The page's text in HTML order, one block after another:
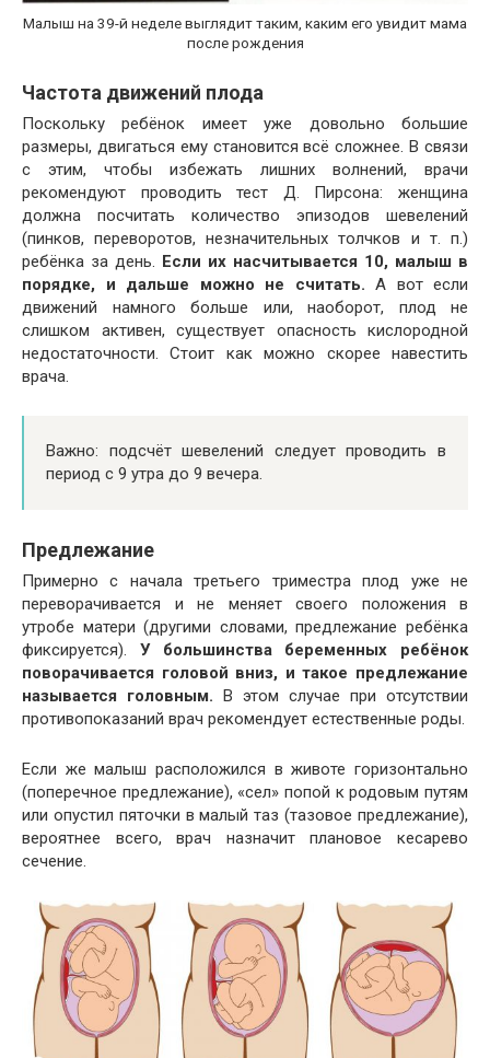
Малыш на 39-й неделе выглядит таким, каким его увидит мама
после рождения
Частота движений плода
Поскольку ребёнок имеет уже довольно большие
размеры, двигаться ему становится всё сложнее. В связи
с этим, чтобы избежать лишних волнений, врачи
рекомендуют проводить тест Д. Пирсона: женщина
должна посчитать количество эпизодов шевелений
(пинков, переворотов, незначительных толчков и т. п.)
ребёнка за день. Если их насчитывается 10, малыш в
порядке, и дальше можно не считать. А вот если
движений намного больше или, наоборот, плод не
слишком активен, существует опасность кислородной
недостаточности. Стоит как можно скорее навестить
врача.
Важно: подсчёт шевелений следует проводить в
период с 9 утра до 9 вечера.
Предлежание
Примерно с начала третьего триместра плод уже не
переворачивается и не меняет своего положения в
утробе матери (другими словами, предлежание ребёнка
фиксируется). У большинства беременных ребёнок
поворачивается головой вниз, и такое предлежание
называется головным. В этом случае при отсутствии
противопоказаний врач рекомендует естественные роды.
Если же малыш расположился в животе горизонтально
(поперечное предлежание), «сел» попой к родовым путям
или опустил пяточки в малый таз (тазовое предлежание),
вероятнее всего, врач назначит плановое кесарево
сечение.